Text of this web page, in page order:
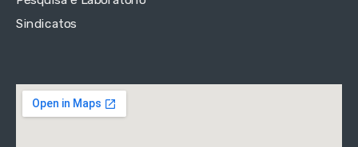
Sindicatos